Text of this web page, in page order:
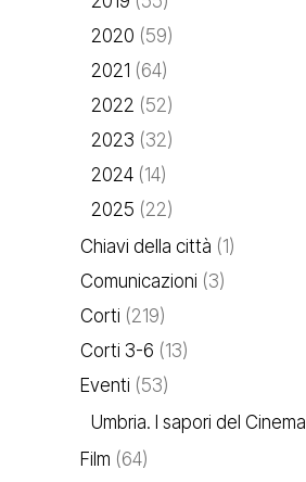
2020 (59)
2021 (64)
2022 (52)
2023 (32)
2024 (14)
2025 (22)
Chiavi della città (1)
Comunicazioni (3)
Corti (219)
Corti 3-6 (13)
Eventi (53)
Umbria. I sapori del Cinema
Film (64)